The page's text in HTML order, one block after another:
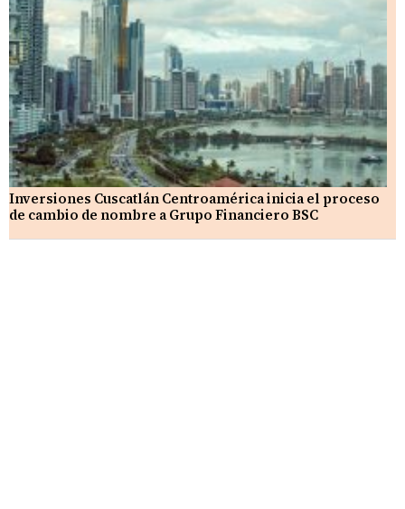
Inversiones Cuscatlán Centroamérica inicia el proceso
de cambio de nombre a Grupo Financiero BSC